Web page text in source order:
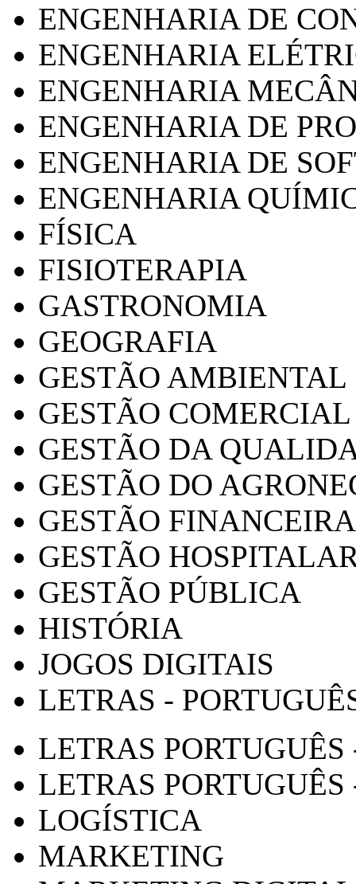
ENGENHARIA DE
ENGENHARIA
ENGENHARIA
ENGENHARIA DE
ENGENHARIA DE
ENGENHARIA
FÍSICA
FISIOTERAPIA
GASTRONOMIA
GEOGRAFIA
GESTÃO AMBIENTAL
GESTÃO COMERCIAL
GESTÃO DA
GESTÃO DO
GESTÃO FINANCEIRA
GESTÃO
GESTÃO PÚBLICA
HISTÓRIA
JOGOS DIGITAIS
LETRAS -
LETRAS
LETRAS PORTUGUÊS
LOGÍSTICA
MARKETING